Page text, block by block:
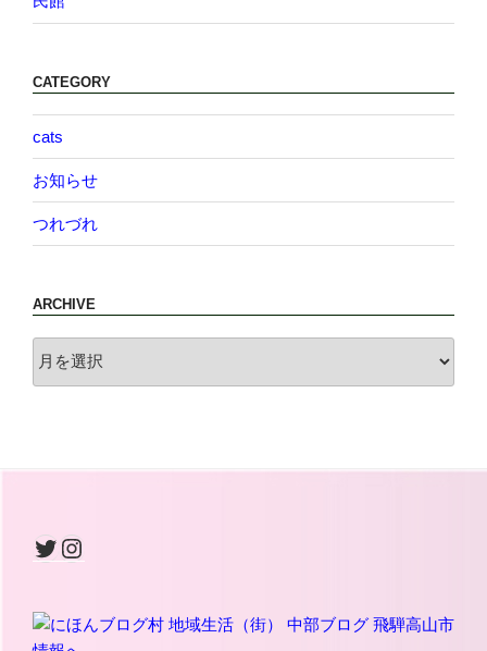
CATEGORY
cats
お知らせ
つれづれ
ARCHIVE
Twitter
Instagram